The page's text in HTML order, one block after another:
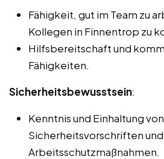
Fähigkeit, gut im Team zu
Kollegen in Finnentrop zu
Hilfsbereitschaft und
Fähigkeiten.
Sicherheitsbewusstsein:
Kenntnis und Einhaltung von
Sicherheitsvorschriften und
Arbeitsschutzmaßnahmen.